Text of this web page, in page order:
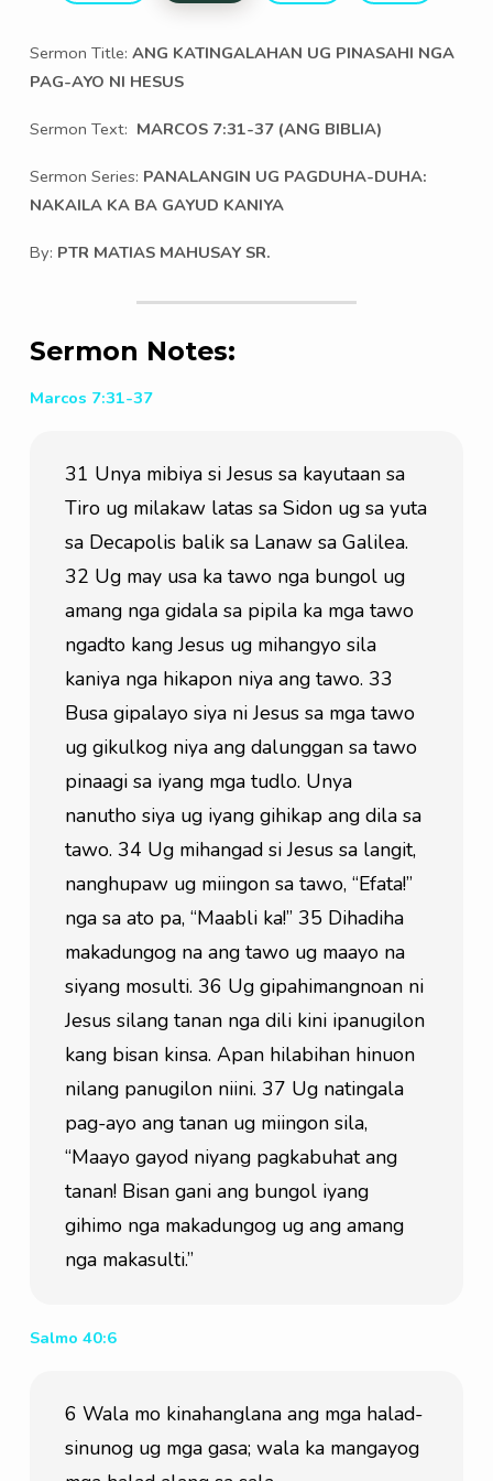
Sermon Title: ANG KATINGALAHAN UG PINASAHI NGA
PAG-AYO NI HESUS
Sermon Text: MARCOS 7:31-37 (ANG BIBLIA)
Sermon Series: PANALANGIN UG PAGDUHA-DUHA:
NAKAILA KA BA GAYUD KANIYA
By: PTR MATIAS MAHUSAY SR.
Sermon Notes:
Marcos 7:31-37
31 Unya mibiya si Jesus sa kayutaan sa
Tiro ug milakaw latas sa Sidon ug sa yuta
sa Decapolis balik sa Lanaw sa Galilea.
32 Ug may usa ka tawo nga bungol ug
amang nga gidala sa pipila ka mga tawo
ngadto kang Jesus ug mihangyo sila
kaniya nga hikapon niya ang tawo. 33
Busa gipalayo siya ni Jesus sa mga tawo
ug gikulkog niya ang dalunggan sa tawo
pinaagi sa iyang mga tudlo. Unya
nanutho siya ug iyang gihikap ang dila sa
tawo. 34 Ug mihangad si Jesus sa langit,
nanghupaw ug miingon sa tawo, “Efata!”
nga sa ato pa, “Maabli ka!” 35 Dihadiha
makadungog na ang tawo ug maayo na
siyang mosulti. 36 Ug gipahimangnoan ni
Jesus silang tanan nga dili kini ipanugilon
kang bisan kinsa. Apan hilabihan hinuon
nilang panugilon niini. 37 Ug natingala
pag-ayo ang tanan ug miingon sila,
“Maayo gayod niyang pagkabuhat ang
tanan! Bisan gani ang bungol iyang
gihimo nga makadungog ug ang amang
nga makasulti.”
Salmo 40:6
6 Wala mo kinahanglana ang mga halad-
sinunog ug mga gasa; wala ka mangayog